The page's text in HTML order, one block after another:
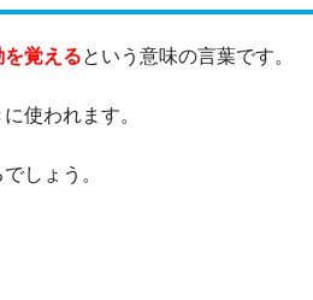
覚えるという意味の言葉です。
使われます。
しょう。